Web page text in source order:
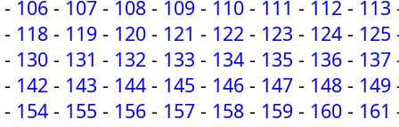
- 106 - 107 - 108 - 109 - 110 - 111 - 112 - 113
- 118 - 119 - 120 - 121 - 122 - 123 - 124 - 125
- 130 - 131 - 132 - 133 - 134 - 135 - 136 - 137
- 142 - 143 - 144 - 145 - 146 - 147 - 148 - 149
- 154 - 155 - 156 - 157 - 158 - 159 - 160 - 161